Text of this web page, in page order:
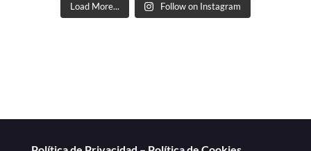
Load More... Follow on Instagram